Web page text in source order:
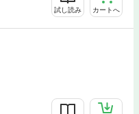
試し読み カートへ